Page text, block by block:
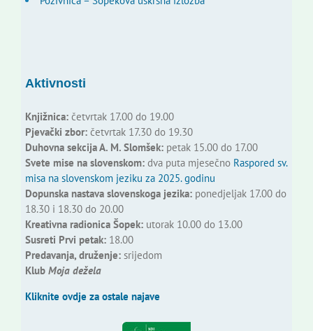
Aktivnosti
Knjižnica:četvrtak 17.00 do 19.00
Pjevački zbor:četvrtak 17.30 do 19.30
Duhovna sekcija A. M. Slomšek:petak 15.00 do 17.00
Svete mise na slovenskom:dva puta mjesečno Raspored sv.
misa na slovenskom jeziku za 2025. godinu
Dopunska nastava slovenskoga jezika:ponedjeljak 17.00 do
18.30 i 18.30 do 20.00
Kreativna radionica Šopek:utorak 10.00 do 13.00
Susreti Prvi petak:18.00
Predavanja, druženje:srijedom
Klub Moja dežela
Kliknite ovdje za ostale najave